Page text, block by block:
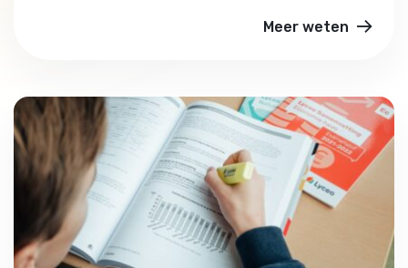
Meer weten
Tips voor alle vakken